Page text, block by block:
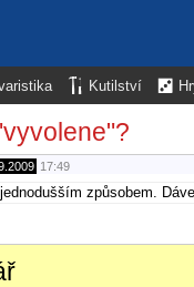
Kutilství
17:49
způsobem.